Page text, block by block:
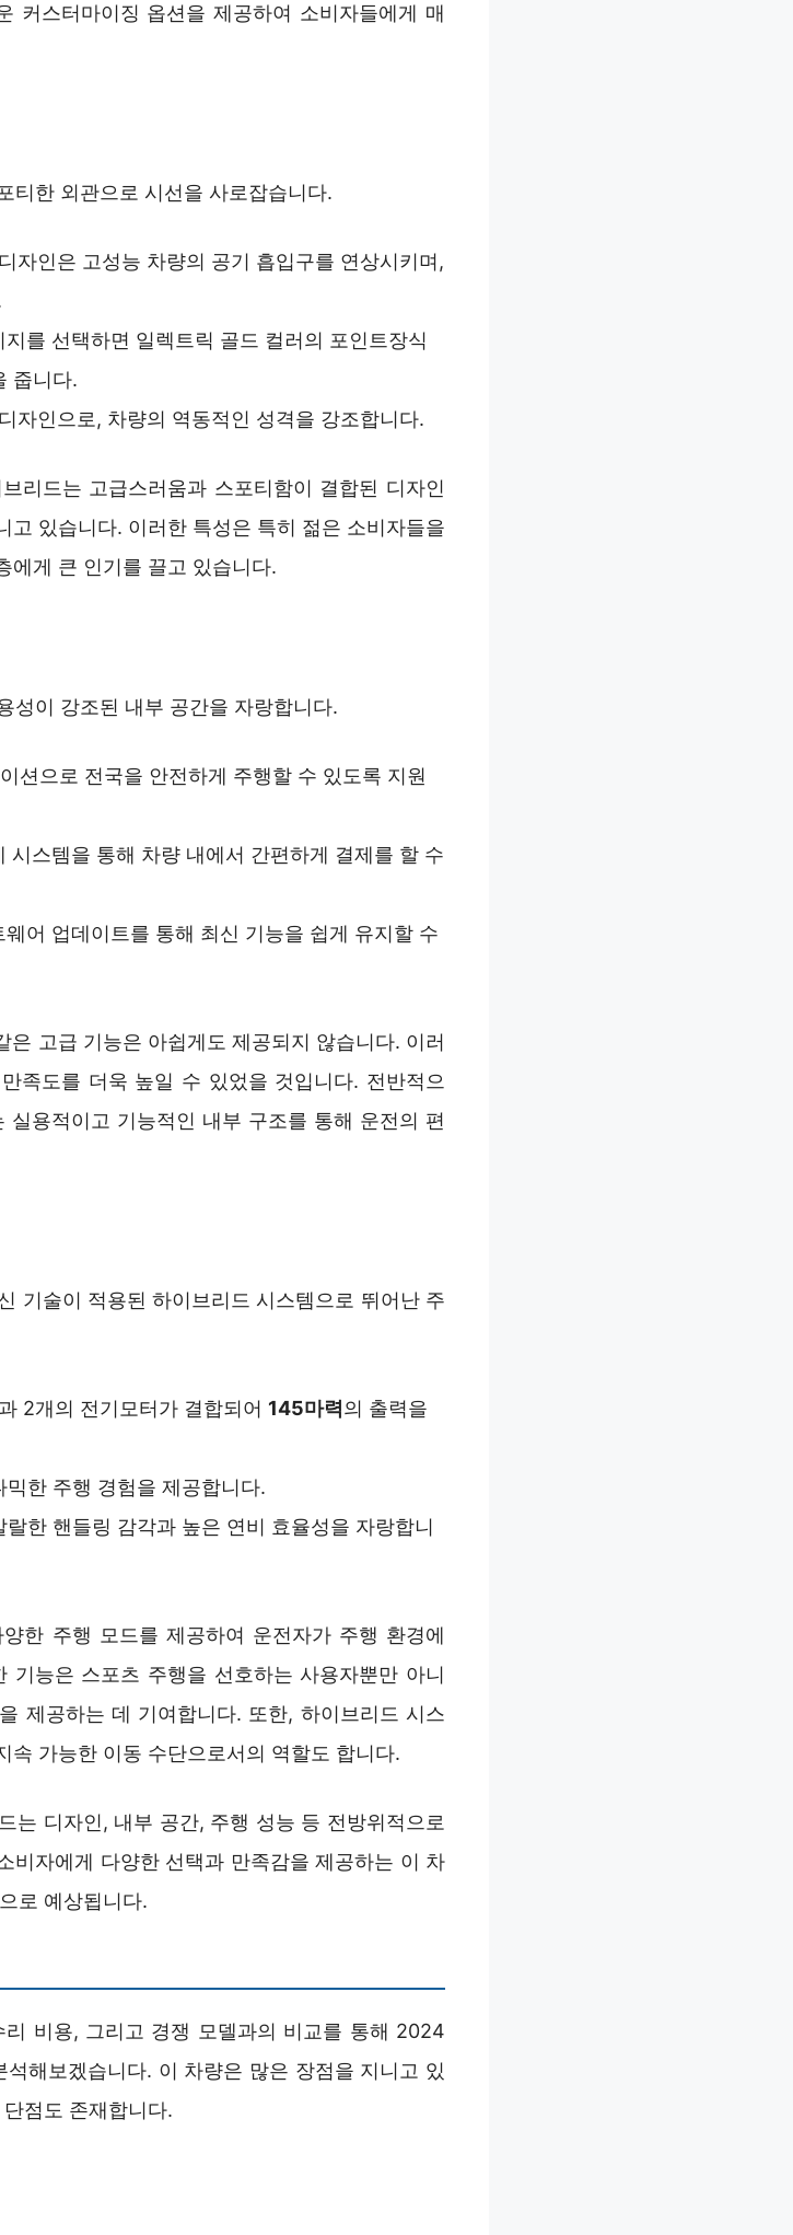
커스터마이징 옵션을 제공하여 소비자들에게 매
티한 외관으로 시선을 사로잡습니다.
자인은 고성능 차량의 공기 흡입구를 연상시키며,
지를 선택하면 일렉트릭 골드 컬러의 포인트장식
줍니다.
자인으로, 차량의 역동적인 성격을 강조합니다.
리드는 고급스러움과 스포티함이 결합된 디자인
고 있습니다. 이러한 특성은 특히 젊은 소비자들을
에게 큰 인기를 끌고 있습니다.
이 강조된 내부 공간을 자랑합니다.
션으로 전국을 안전하게 주행할 수 있도록 지원
시스템을 통해 차량 내에서 간편하게 결제를 할 수
어 업데이트를 통해 최신 기능을 쉽게 유지할 수
은 고급 기능은 아쉽게도 제공되지 않습니다. 이러
족도를 더욱 높일 수 있었을 것입니다. 전반적으
용적이고 기능적인 내부 구조를 통해 운전의 편
기술이 적용된 하이브리드 시스템으로 뛰어난 주
2개의 전기모터가 결합되어 145마력 의 출력을
믹한 주행 경험을 제공합니다.
한 핸들링 감각과 높은 연비 효율성을 자랑합니
한 주행 모드를 제공하여 운전자가 주행 환경에
기능은 스포츠 주행을 선호하는 사용자뿐만 아니
제공하는 데 기여합니다. 또한, 하이브리드 시스
속 가능한 이동 수단으로서의 역할도 합니다.
는 디자인, 내부 공간, 주행 성능 등 전방위적으로
비자에게 다양한 선택과 만족감을 제공하는 이 차
로 예상됩니다.
비용, 그리고 경쟁 모델과의 비교를 통해 2024
해보겠습니다. 이 차량은 많은 장점을 지니고 있
점도 존재합니다.